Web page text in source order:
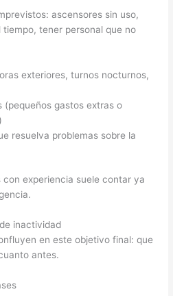
ascensores sin uso,
tener personal que no
exteriores, turnos nocturnos,
(pequeños gastos extras o
resuelva problemas sobre la
con experiencia suele contar ya
inactividad
en este objetivo final: que
antes.